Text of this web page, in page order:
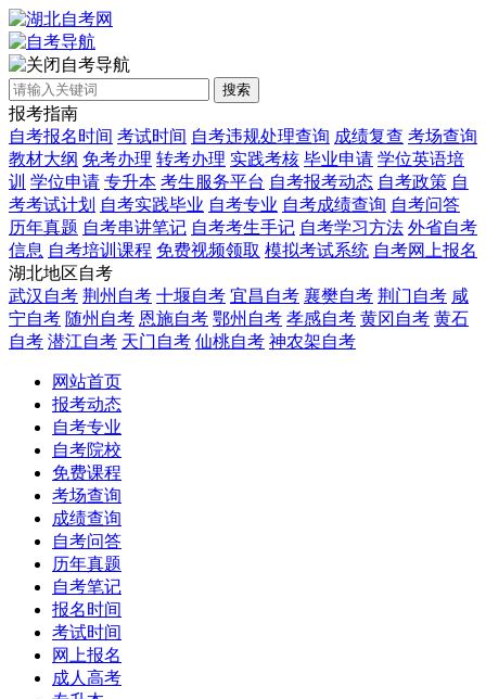
自考导航
搜索
报考指南
自考报名时间 考试时间 自考违规处理查询 成绩复查 考场查询
教材大纲 免考办理 转考办理 实践考核 毕业申请 学位英语培
训 学位申请 专升本 考生服务平台 自考报考动态 自考政策 自
考考试计划 自考实践毕业 自考专业 自考成绩查询 自考问答
历年真题 自考串讲笔记 自考考生手记 自考学习方法 外省自考
信息 自考培训课程 免费视频领取 模拟考试系统 自考网上报名
湖北地区自考
武汉自考 荆州自考 十堰自考 宜昌自考 襄樊自考 荆门自考 咸
宁自考 随州自考 恩施自考 鄂州自考 孝感自考 黄冈自考 黄石
自考 潜江自考 天门自考 仙桃自考 神农架自考
网站首页
报考动态
自考专业
自考院校
免费课程
考场查询
成绩查询
自考问答
历年真题
自考笔记
报名时间
考试时间
网上报名
成人高考